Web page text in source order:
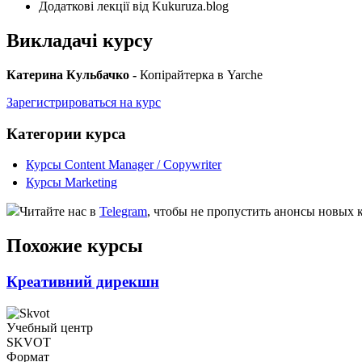
Додаткові лекції від Kukuruza.blog
Викладачі курсу
Катерина Кульбачко - Копірайтерка в Yarche
Зарегистрироваться на курс
Категории курса
Курсы Content Manager / Copywriter
Курсы Marketing
Читайте нас в Telegram, чтобы не пропустить анонсы новых
Похожие курсы
Креативний дирекшн
Учебный центр
SKVOT
Формат